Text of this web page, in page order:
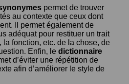
permet de trouver
au contexte que ceux dont
Il permet également de
adéquat pour restituer un trait
la fonction, etc. de la chose, de
Enfin, le dictionnaire
d’éviter une répétition de
afin d’améliorer le style de